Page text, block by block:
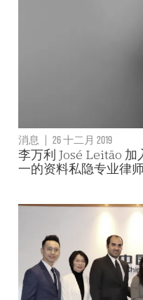
消息 26 十二月 2019
李万利 José Leitão
一的资料私隐专业律